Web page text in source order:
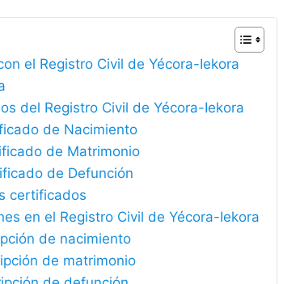
el Registro Civil de Yécora-Iekora
del Registro Civil de Yécora-Iekora
de Nacimiento
de Matrimonio
de Defunción
certificados
en el Registro Civil de Yécora-Iekora
de nacimiento
de matrimonio